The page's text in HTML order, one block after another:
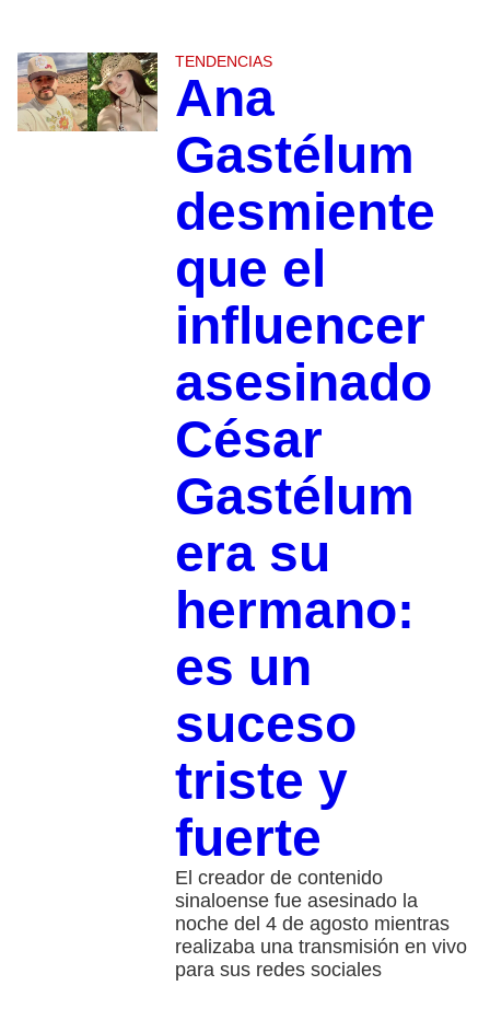
TENDENCIAS
Ana
Gastélum
desmiente
que el
influencer
asesinado
César
Gastélum
era su
hermano:
es un
suceso
triste y
fuerte
El creador de contenido
sinaloense fue asesinado la
noche del 4 de agosto mientras
realizaba una transmisión en vivo
para sus redes sociales